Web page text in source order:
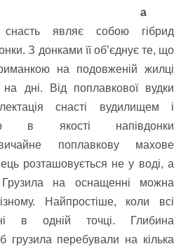
а
являє собою гібрид
З донками її об’єднує те, що
на подовженій жилці
дні. Від поплавкової вудки
снасті вудилищем і
в якості напівдонки
поплавкову махове
розташовується не у воді, а
на оснащенні можна
Найпростіше, коли всі
в одній точці. Глибина
грузила перебували на кілька